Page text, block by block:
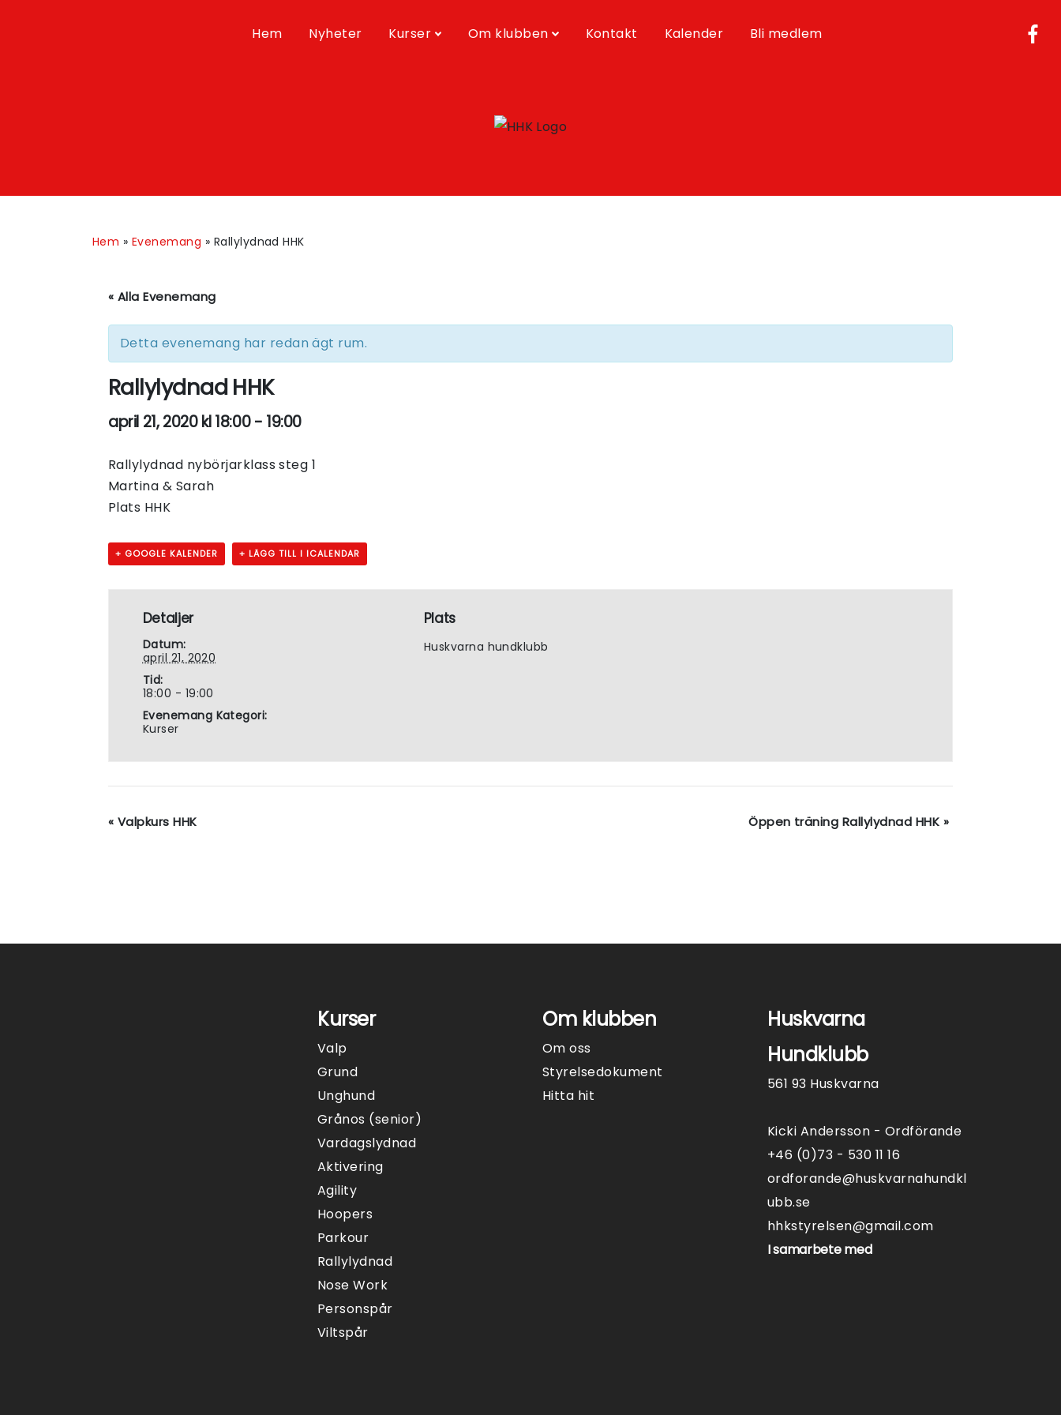
Hem Nyheter Kurser Om klubben Kontakt Kalender Bli medlem
Hem » Evenemang » Rallylydnad HHK
« Alla Evenemang
Detta evenemang har redan ägt rum.
Rallylydnad HHK
april 21, 2020 kl 18:00- 19:00
Rallylydnad nybörjarklass steg 1
Martina & Sarah
Plats HHK
+ GOOGLE KALENDER + LÄGG TILL I ICALENDAR
Detaljer
Datum:
april 21, 2020
Tid:
18:00 - 19:00
Evenemang Kategori:
Kurser
Plats
Huskvarna hundklubb
« Valpkurs HHK Öppen träning Rallylydnad HHK »
Kurser
Valp
Grund
Unghund
Grånos (senior)
Vardagslydnad
Aktivering
Agility
Hoopers
Parkour
Rallylydnad
Nose Work
Personspår
Viltspår
Om klubben
Om oss
Styrelsedokument
Hitta hit
Huskvarna
Hundklubb
561 93 Huskvarna
Kicki Andersson - Ordförande
+46 (0)73 - 530 11 16
ordforande@huskvarnahundkl
ubb.se
hhkstyrelsen@gmail.com
I samarbete med